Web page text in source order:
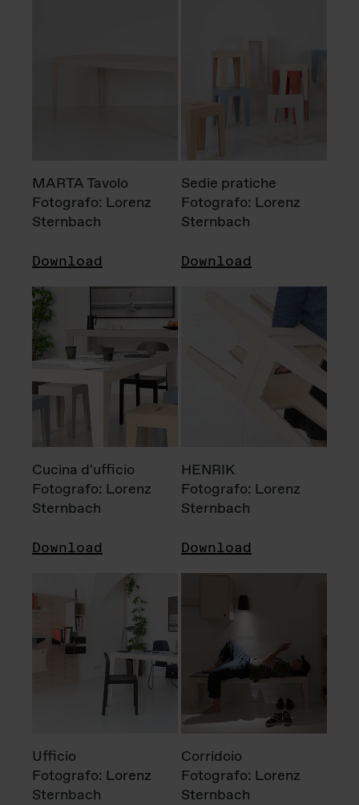
MARTA Tavolo
Fotografo: Lorenz
Sternbach
Download
Sedie pratiche
Fotografo: Lorenz
Sternbach
Download
Cucina d'ufficio
Fotografo: Lorenz
Sternbach
Download
HENRIK
Fotografo: Lorenz
Sternbach
Download
Ufficio
Fotografo: Lorenz
Sternbach
Corridoio
Fotografo: Lorenz
Sternbach